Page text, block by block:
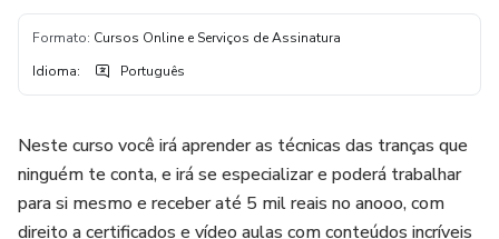
Formato: Cursos Online e Serviços de Assinatura
Idioma: Português
Neste curso você irá aprender as técnicas das tranças que
ninguém te conta, e irá se especializar e poderá trabalhar
para si mesmo e receber até 5 mil reais no anooo, com
direito a certificados e vídeo aulas com conteúdos incríveis